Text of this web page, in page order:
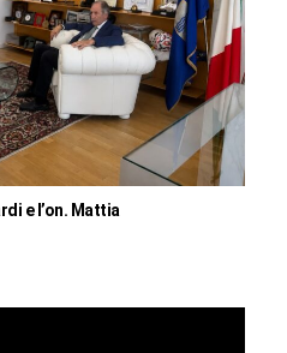
e l’on. Mattia